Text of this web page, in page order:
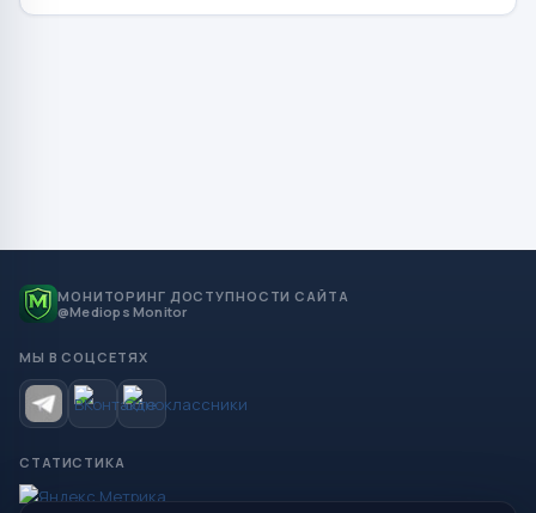
МОНИТОРИНГ ДОСТУПНОСТИ САЙТА
@Mediops Monitor
МЫ В СОЦСЕТЯХ
СТАТИСТИКА